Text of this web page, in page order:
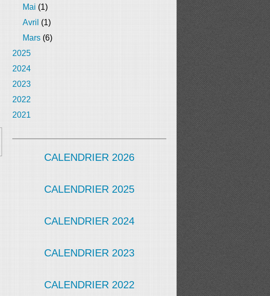
Mai (1)
Avril (1)
Mars (6)
2025
2024
2023
2022
2021
CALENDRIER 2026
CALENDRIER 2025
CALENDRIER 2024
CALENDRIER 2023
CALENDRIER 2022